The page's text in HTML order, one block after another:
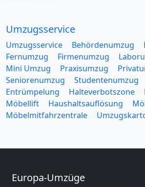
Umzugsservice
Umzugsservice Behördenumzug
Fernumzug
Firmenumzug
Mini Umzug
Praxisumzug
Seniorenumzug
Studentenumzug
Entrümpelung
Halteverbotszone
Möbellift
Haushaltsauflösung
Möbelmitfahrzentrale
Europa-Umzüge